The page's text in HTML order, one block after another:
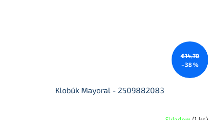
€14,70
–38 %
Klobúk Mayoral - 2509882083